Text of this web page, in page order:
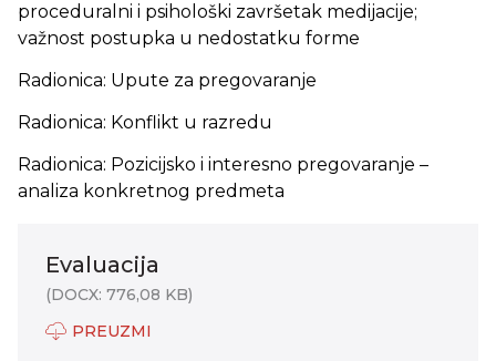
proceduralni i psihološki završetak medijacije;
važnost postupka u nedostatku forme
Radionica: Upute za pregovaranje
Radionica: Konflikt u razredu
Radionica: Pozicijsko i interesno pregovaranje –
analiza konkretnog predmeta
Evaluacija
(DOCX: 776,08 KB)
PREUZMI